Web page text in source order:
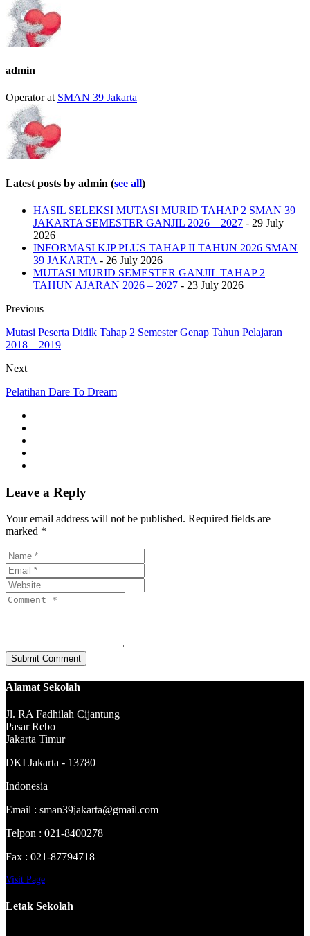
admin
Operatorat SMAN 39 Jakarta
Latest posts by admin (see all)
HASIL SELEKSI MUTASI MURID TAHAP 2 SMAN 39
JAKARTA SEMESTER GANJIL 2026 – 2027 - 29 July
2026
INFORMASI KJP PLUS TAHAP II TAHUN 2026 SMAN
39 JAKARTA - 26 July 2026
MUTASI MURID SEMESTER GANJIL TAHAP 2
TAHUN AJARAN 2026 – 2027 - 23 July 2026
Previous
Mutasi Peserta Didik Tahap 2 Semester Genap Tahun Pelajaran
2018 – 2019
Next
Pelatihan Dare To Dream
Leave a Reply
Your email address will not be published. Required fields are
marked *
Alamat Sekolah
Jl. RA Fadhilah Cijantung
Pasar Rebo
Jakarta Timur
DKI Jakarta - 13780
Indonesia
Email : sman39jakarta@gmail.com
Telpon : 021-8400278
Fax : 021-87794718
Visit Page
Letak Sekolah